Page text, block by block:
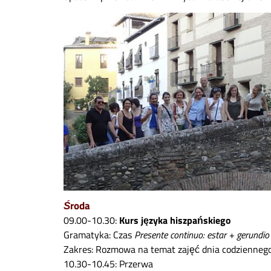
Środa
09.00-10.30: Kurs języka hiszpańskiego
Gramatyka: Czas Presente continuo: estar + gerundio
Zakres: Rozmowa na temat zajęć dnia
10.30-10.45: Przerwa